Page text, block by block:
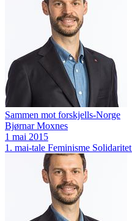
Sammen mot forskjells-Norge
Bjørnar Moxnes
1 mai 2015
1. mai-tale Feminisme Solidaritet